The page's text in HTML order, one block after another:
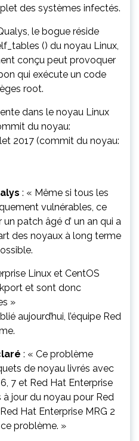
des systèmes infectés.
le bogue réside
() du noyau Linux,
conçu peut provoquer
qui exécute un code
root.
dans le noyau Linux
du noyau:
2017 (commit du noyau:
: « Même si tous les
vulnérables, ce
patch âgé d’ un an qui a
des noyaux à long terme
Linux et CentOS
et sont donc
»
aujourd’hui, l’équipe Red
: « Ce problème
de noyau livrés avec
7 et Red Hat Enterprise
à jour du noyau pour Red
Hat Enterprise MRG 2
problème. »